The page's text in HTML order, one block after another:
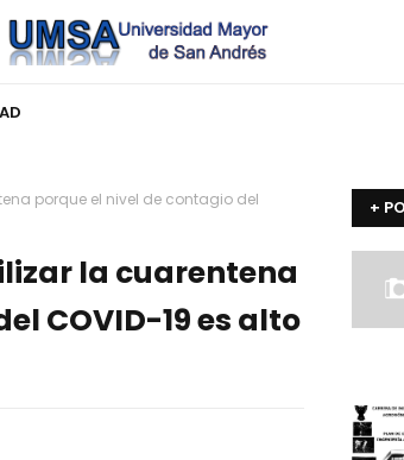
porque el nivel de contagio del
la cuarentena
COVID-19 es alto
+